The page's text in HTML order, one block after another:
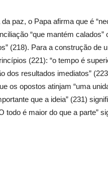
paz, o Papa afirma que é
“que mantém
(218). Para a construção de
(221): “o tempo é
dos resultados imediatos”
os opostos atinjam “uma
que a ideia” (231)
todo é maior do que a parte”